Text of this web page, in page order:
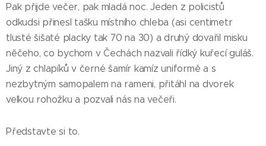
Pak přijde večer, pak mladá noc. Jeden z policistů
odkudsi přinesl tašku místního chleba (asi centimetr
tlusté šišaté placky tak 70 na 30) a druhý dovařil misku
něčeho, co bychom v Čechách nazvali řídký kuřecí guláš.
Jiný z chlapíků v černé šamír kamíz uniformě a s
nezbytným samopalem na rameni, přitáhl na dvorek
velkou rohožku a pozvali nás na večeři.
Představte si to.